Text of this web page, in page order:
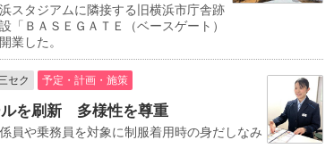
スタジアムに隣接する旧横浜市庁舎跡
「ＢＡＳＥＧＡＴＥ（ベースゲート）
業した。
セク 予定・計画・施策
を刷新 多様性を尊重
員や乗務員を対象に制服着用時の身だしなみ